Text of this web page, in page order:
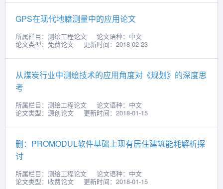
GPS在现代地籍测量中的应用论文
所属栏目：测绘工程论文
论文语种：中文
论文类型：免费论文
更新时间：2018-02-23
从煤炭行业中测绘技术的应用角度对《规划》的深度思
考
所属栏目：测绘工程论文
论文语种：中文
论文类型：源创论文
更新时间：2018-01-15
删：PROMODUL软件基础上现有居住建筑能耗解析探
讨
所属栏目：测绘工程论文
论文语种：中文
论文类型：收费论文
更新时间：2018-01-15